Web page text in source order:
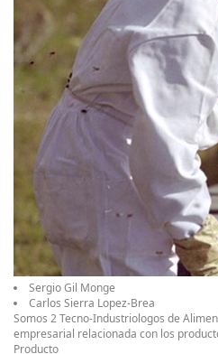
Sergio Gil Monge
Carlos Sierra Lopez-Brea
Somos 2 Tecno-Industriologos de
empresarial relacionada con los
Producto